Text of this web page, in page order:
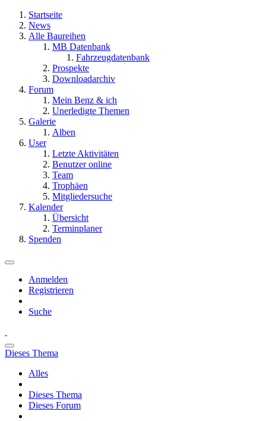
Startseite
News
Alle Baureihen
MB Datenbank
Fahrzeugdatenbank
Prospekte
Downloadarchiv
Forum
Mein Benz & ich
Unerledigte Themen
Galerie
Alben
User
Letzte Aktivitäten
Benutzer online
Team
Trophäen
Mitgliedersuche
Kalender
Übersicht
Terminplaner
Spenden
Anmelden
Registrieren
Suche
Dieses Thema
Alles
Dieses Thema
Dieses Forum